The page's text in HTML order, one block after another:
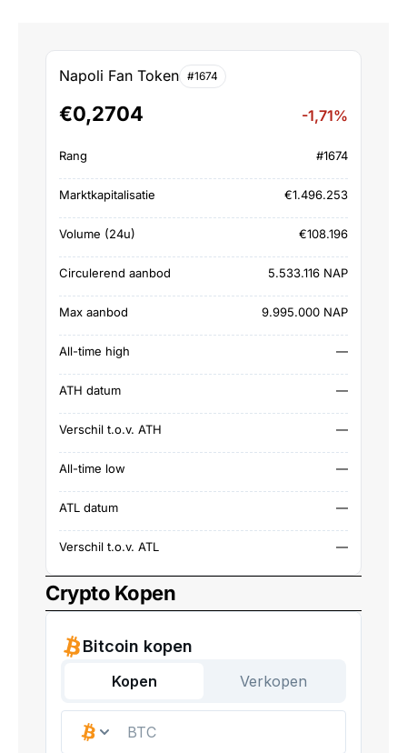
Napoli Fan Token #1674
€0,2704 -1,71%
Rang #1674
Marktkapitalisatie €1.496.253
Volume (24u) €108.196
Circulerend aanbod 5.533.116 NAP
Max aanbod 9.995.000 NAP
All-time high —
ATH datum —
Verschil t.o.v. ATH —
All-time low —
ATL datum —
Verschil t.o.v. ATL —
Crypto Kopen